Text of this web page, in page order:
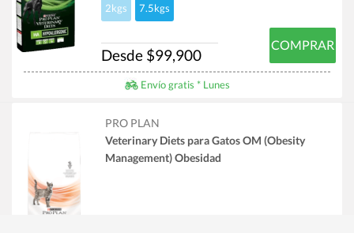
2kgs 7.5kgs
Desde $99,900
COMPRAR
Envío gratis * Lunes
PRO PLAN
Veterinary Diets para Gatos OM (Obesity
Management) Obesidad